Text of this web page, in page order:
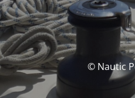
© Nautic